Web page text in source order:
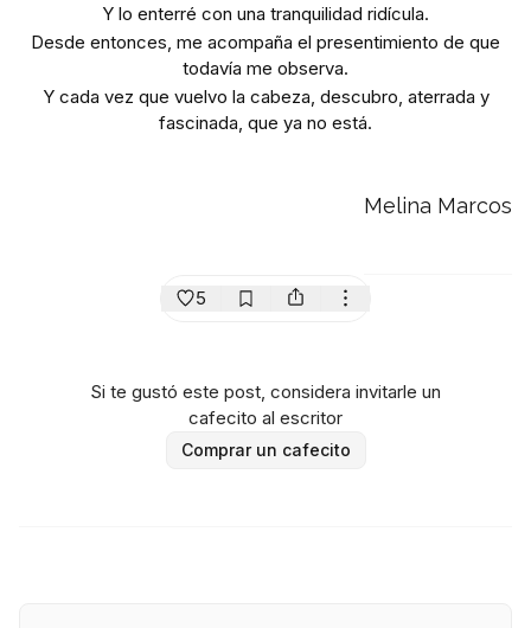
Y lo enterré con una tranquilidad ridícula.
Desde entonces, me acompaña el presentimiento de que
todavía me observa.
Y cada vez que vuelvo la cabeza, descubro, aterrada y
fascinada, que ya no está.
Melina Marcos
5
Si te gustó este post, considera invitarle un
cafecito al escritor
Comprar un cafecito